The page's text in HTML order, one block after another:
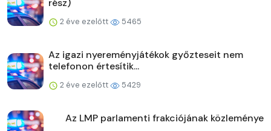
rész)
2 éve ezelőtt 5465
Az igazi nyereményjátékok győzteseit nem
telefonon értesítik...
2 éve ezelőtt 5429
Az LMP parlamenti frakciójának közleménye